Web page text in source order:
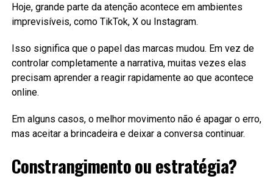
Hoje, grande parte da atenção acontece em ambientes
imprevisíveis, como TikTok, X ou Instagram.
Isso significa que o papel das marcas mudou. Em vez de
controlar completamente a narrativa, muitas vezes elas
precisam aprender a reagir rapidamente ao que acontece
online.
Em alguns casos, o melhor movimento não é apagar o erro,
mas aceitar a brincadeira e deixar a conversa continuar.
Constrangimento ou estratégia?